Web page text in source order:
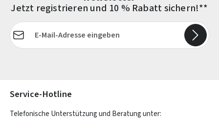
Jetzt registrieren und 10 % Rabatt sichern!**
E-Mail-Adresse*
Service-Hotline
Telefonische Unterstützung und Beratung unter: